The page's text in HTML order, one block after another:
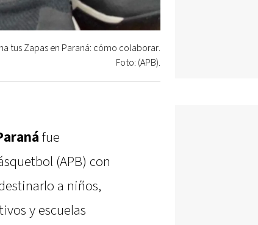
tus Zapas en Paraná: cómo colaborar.
Foto: (APB).
fue
(APB) con
a niños,
y escuelas